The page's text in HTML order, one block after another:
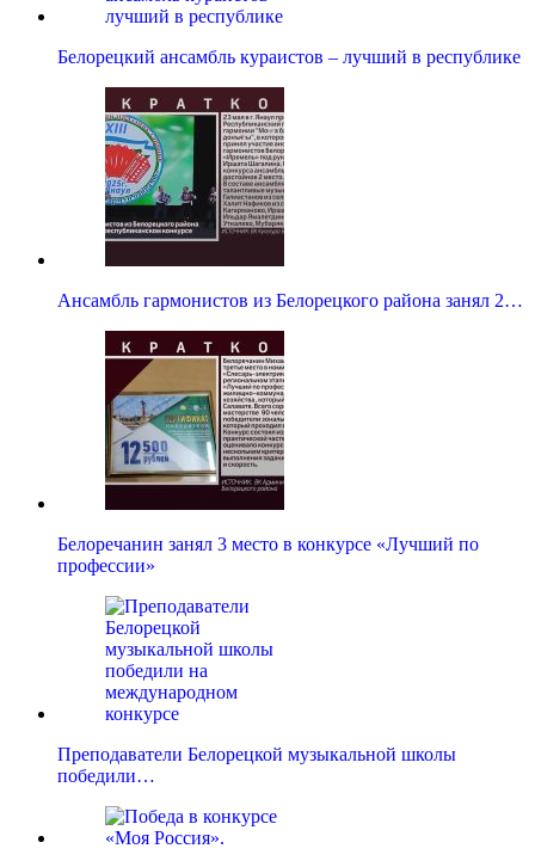
Белорецкий ансамбль кураистов – лучший в республике
Ансамбль гармонистов из Белорецкого района занял 2…
Белоречанин занял 3 место в конкурсе «Лучший по
профессии»
Преподаватели Белорецкой музыкальной школы
победили…